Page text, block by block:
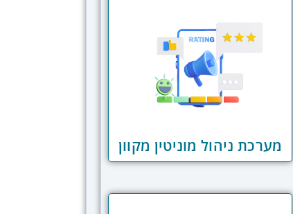
מערכת ניהול מוניטין מקוון